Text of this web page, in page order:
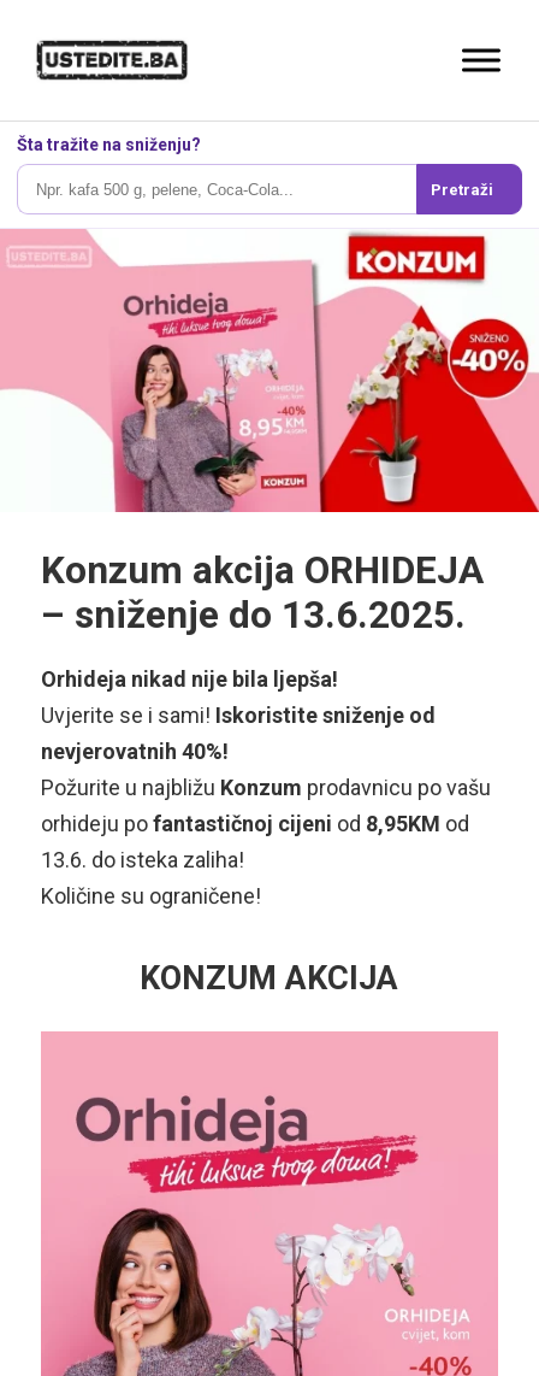
Šta tražite na sniženju?
Pretraži
Konzum akcija ORHIDEJA
– sniženje do 13.6.2025.
Orhideja nikad nije bila ljepša!
Uvjerite se i sami! Iskoristite sniženje od
nevjerovatnih 40%!
Požurite u najbližu Konzum prodavnicu po vašu
orhideju pofantastičnoj cijeni od 8,95KM od
13.6. do isteka zaliha!
Količine su ograničene!
KONZUM AKCIJA